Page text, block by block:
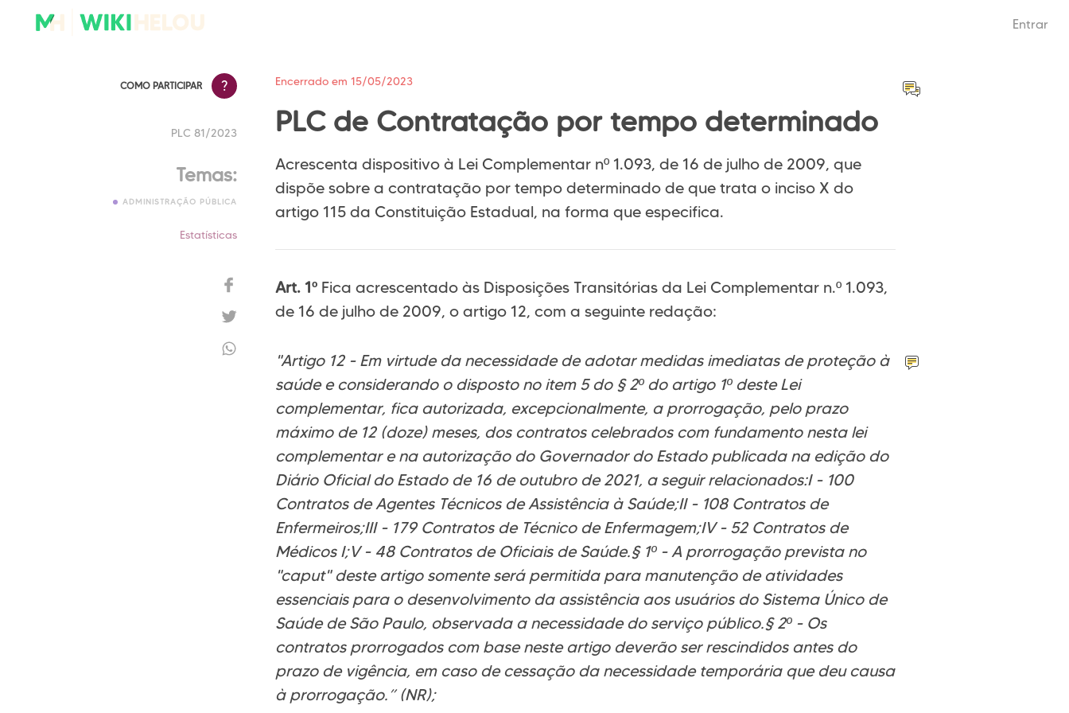
Entrar
PLC 81/2023
Temas:
ADMINISTRAÇÃO PÚBLICA
Estatísticas
Encerrado em 15/05/2023
PLC de Contratação por tempo determinado
Acrescenta dispositivo à Lei Complementar nº 1.093, de 16 de julho de 2009, que
dispõe sobre a contratação por tempo determinado de que trata o inciso X do
artigo 115 da Constituição Estadual, na forma que especifica.
Art. 1º Fica acrescentado às Disposições Transitórias da Lei Complementar n.º 1.093,
de 16 de julho de 2009, o artigo 12, com a seguinte redação:
"Artigo 12 - Em virtude da necessidade de adotar medidas imediatas de proteção à
saúde e considerando o disposto no item 5 do § 2º do artigo 1º deste Lei
complementar, fica autorizada, excepcionalmente, a prorrogação, pelo prazo
máximo de 12 (doze) meses, dos contratos celebrados com fundamento nesta lei
complementar e na autorização do Governador do Estado publicada na edição do
Diário Oficial do Estado de 16 de outubro de 2021, a seguir relacionados:I - 100
Contratos de Agentes Técnicos de Assistência à Saúde;II - 108 Contratos de
Enfermeiros;III - 179 Contratos de Técnico de Enfermagem;IV - 52 Contratos de
Médicos I;V - 48 Contratos de Oficiais de Saúde.§ 1º - A prorrogação prevista no
"caput" deste artigo somente será permitida para manutenção de atividades
essenciais para o desenvolvimento da assistência aos usuários do Sistema Único de
Saúde de São Paulo, observada a necessidade do serviço público.§ 2º - Os
contratos prorrogados com base neste artigo deverão ser rescindidos antes do
prazo de vigência, em caso de cessação da necessidade temporária que deu causa
à prorrogação.” (NR);